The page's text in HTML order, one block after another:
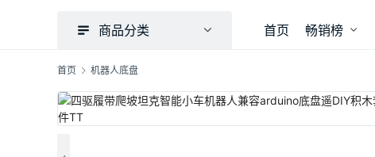
商品分类 首页 畅销榜
首页 机器人底盘